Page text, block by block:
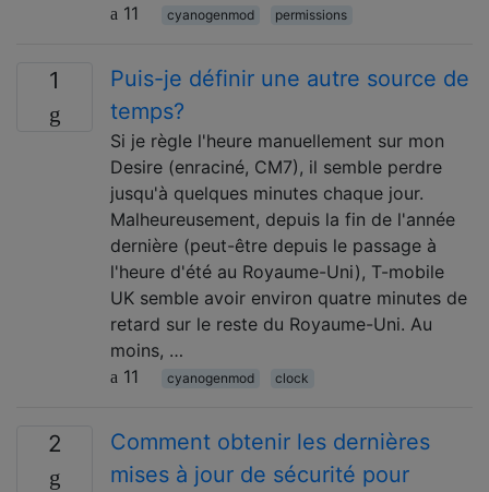
11
cyanogenmod permissions
1
Puis-je définir une autre source de
temps?
Si je règle l'heure manuellement sur mon
Desire (enraciné, CM7), il semble perdre
jusqu'à quelques minutes chaque jour.
Malheureusement, depuis la fin de l'année
dernière (peut-être depuis le passage à
l'heure d'été au Royaume-Uni), T-mobile
UK semble avoir environ quatre minutes de
retard sur le reste du Royaume-Uni. Au
moins, …
11
cyanogenmod clock
2
Comment obtenir les dernières
mises à jour de sécurité pour